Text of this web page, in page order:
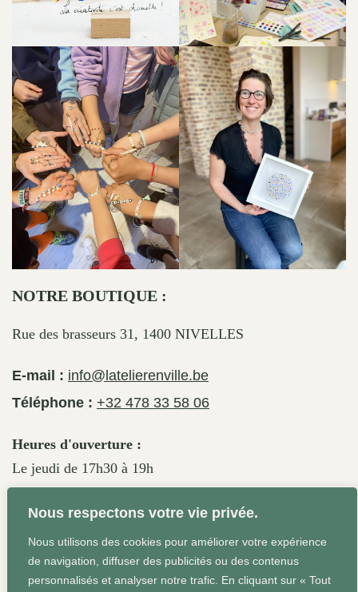
Nous respectons votre vie privée.
Nous utilisons des cookies pour améliorer votre expérience
de navigation, diffuser des publicités ou des contenus
personnalisés et analyser notre trafic. En cliquant sur « Tout
NOTRE BOUTIQUE :
Rue des brasseurs 31, 1400 NIVELLES
E-mail : info@latelierenville.be
Téléphone : +32 478 33 58 06
Heures d'ouverture :
Le jeudi de 17h30 à 19h
Le vendredi de 17h30 à 19h30
Le samedi de 11h30 à 19h